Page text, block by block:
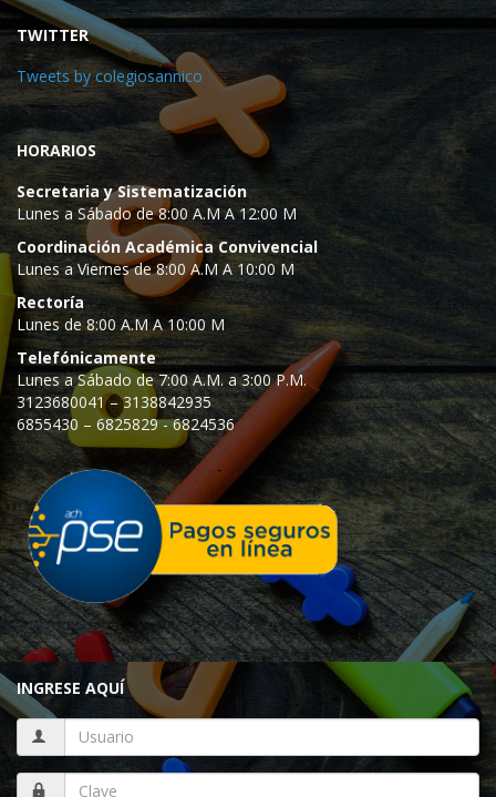
TWITTER
Tweets by colegiosannico
HORARIOS
Secretaria y Sistematización
Lunes a Sábado de 8:00 A.M A 12:00 M
Coordinación Académica Convivencial
Lunes a Viernes de 8:00 A.M A 10:00 M
Rectoría
Lunes de 8:00 A.M A 10:00 M
Telefónicamente
Lunes a Sábado de 7:00 A.M. a 3:00 P.M.
3123680041 – 3138842935
6855430 – 6825829 - 6824536
INGRESE AQUÍ